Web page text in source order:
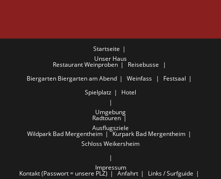
Startseite
Unser Haus
Restaurant Weinproben
Reisebusse
Biergarten Biergarten am Abend Weinfass
Festsaal
Spielplatz
Hotel
Umgebung
Radtouren
Ausflugsziele
Wildpark Bad Mergentheim
Kurpark Bad Mergentheim
Schloss Weikersheim
Impressum
Kontakt (Passwort = unsere PLZ) Anfahrt
Links / Surfguide